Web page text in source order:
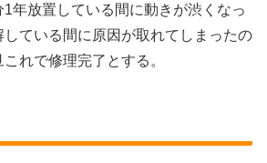
年放置している間に動きが渋くなっ
ている間に原因が取れてしまったの
れで修理完了とする。